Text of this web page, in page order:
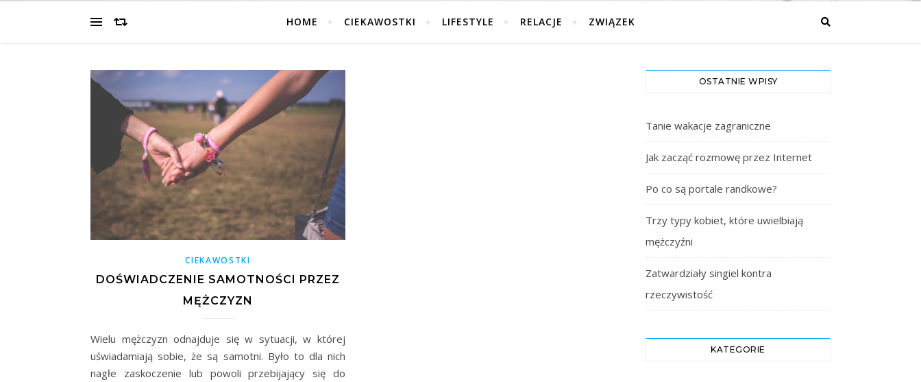
HOME CIEKAWOSTKI LIFESTYLE RELACJE ZWIĄZEK
CIEKAWOSTKI
DOŚWIADCZENIE SAMOTNOŚCI PRZEZ
MĘŻCZYZN
Wielu mężczyzn odnajduje się w sytuacji, w której
uświadamiają sobie, że są samotni. Było to dla nich
nagłe zaskoczenie lub powoli przebijający się do
OSTATNIE WPISY
Tanie wakacje zagraniczne
Jak zacząć rozmowę przez Internet
Po co są portale randkowe?
Trzy typy kobiet, które uwielbiają
mężczyźni
Zatwardziały singiel kontra
rzeczywistość
KATEGORIE